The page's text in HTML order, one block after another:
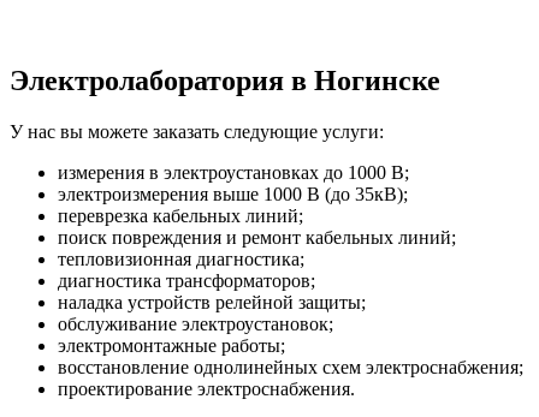
Электролаборатория в Ногинске
У нас вы можете заказать следующие услуги:
измерения в электроустановках до 1000 В;
электроизмерения выше 1000 В (до 35кВ);
переврезка кабельных линий;
поиск повреждения и ремонт кабельных линий;
тепловизионная диагностика;
диагностика трансформаторов;
наладка устройств релейной защиты;
обслуживание электроустановок;
электромонтажные работы;
восстановление однолинейных схем электроснабжения;
проектирование электроснабжения.